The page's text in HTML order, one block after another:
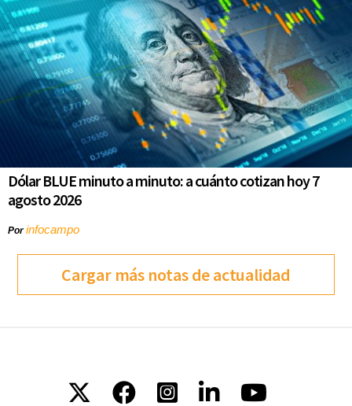
Dólar BLUE minuto a minuto: a cuánto cotizan hoy 7
agosto 2026
Porinfocampo
Cargar más notas de actualidad